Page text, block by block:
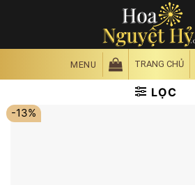
MENU TRANG CHỦ
LỌC
-13%